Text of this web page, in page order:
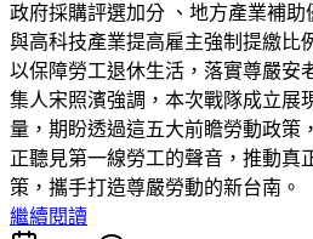
政府採購評選加分 、地方產業補
與高科技產業提高雇主強制提繳比
以保障勞工退休生活，落實尊嚴安
集人宋照濱強調，本次戰隊成立展
量，期盼透過這五大前瞻勞動政策
正聽見第一線勞工的聲音，推動真
策，攜手打造尊嚴勞動的新台南。
繼續閱讀